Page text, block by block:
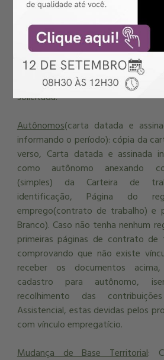
Isenção de algum período por não
área(carta datada e assinada
informando o período): cópia da
verso, cópia da Carteira
Foto, Página dos registros
anterior e posterior ao período
solicitada.
Autônomos(carta datada e
informando o período): cópia da
verso, Carta datada e assinada
como autônomo anexando
(simples) da Carteira de
identificação, Página do
emprego(contrato de trabalho) e
Branco). Caso não tenha nenhum
primeiras páginas de contrato de
comprovando que não existe
receber os documentos
cadastro para autônomo,
recolhimento das
Assistencial, estas devidas pelos
com vínculo empregatício.
Mudança de Base Territorial: